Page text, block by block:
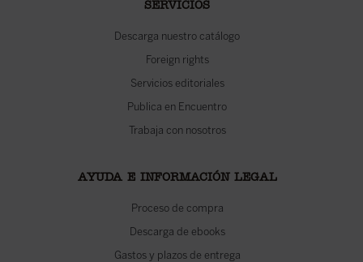
SERVICIOS
Descarga nuestro catálogo
Foreign rights
Servicios editoriales
Publica en Encuentro
Trabaja con nosotros
AYUDA E INFORMACIÓN LEGAL
Proceso de compra
Descarga de ebooks
Gastos y plazos de entrega